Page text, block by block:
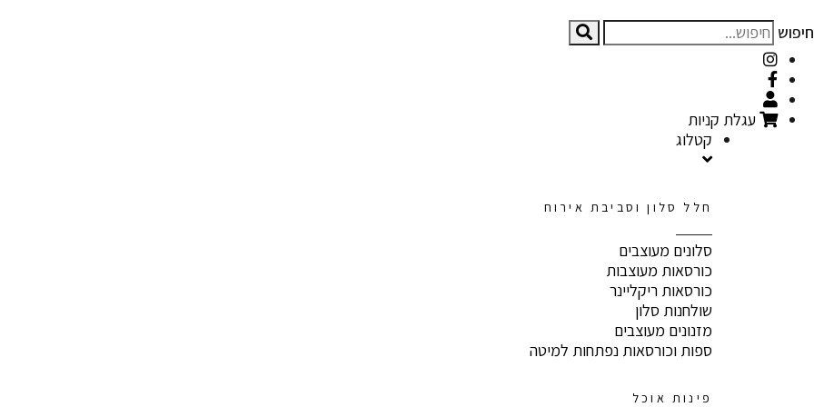
חיפוש
עגלת קניות
קטלוג
חלל סלון וסביבת אירוח
סלונים מעוצבים
כורסאות מעוצבות
כורסאות ריקליינר
שולחנות סלון
מזנונים מעוצבים
ספות וכורסאות נפתחות למיטה
פינות אוכל